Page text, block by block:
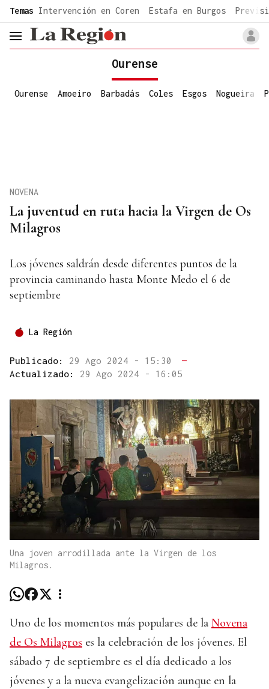
common.go-to-content
Temas Intervención en Coren Estafa en Burgos
header.menu.open
Ourense
Ourense Amoeiro Barbadás Coles Esgos Nogueira
La juventud en ruta hacia la Virgen de Os
Milagros
NOVENA
Los jóvenes saldrán desde diferentes puntos de la
provincia caminando hasta Monte Medo el 6 de
septiembre
La Región
Publicado: 29 Ago 2024 - 15:30
—
Actualizado: 29 Ago 2024 - 16:05
Una joven arrodillada ante la Virgen de los
Milagros.
Uno de los momentos más populares de la Novena
de Os Milagros es la celebración de los jóvenes. El
sábado 7 de septiembre es el día dedicado a los
jóvenes y a la nueva evangelización aunque en la